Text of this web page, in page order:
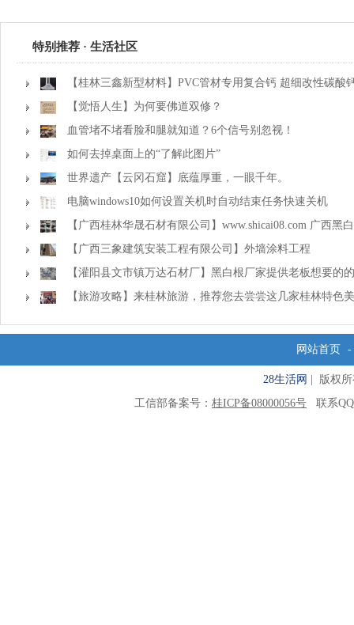
特别推荐 · 生活社区
【桂林三鑫新型材料】PVC管材专用复合钙 超细改性碳酸
【觉悟人生】为何要佛道双修？
血管堵不堵看脸和腿就知道？6个信号别忽视！
如何去掉桌面上的“了解此图片”
世界遗产【云冈石窟】底蕴厚重，一眼千年。
电脑windows10如何设置关机时自动结束任务快速关机
【广西桂林华晟石材有限公司】www.shicai08.com 广西黑
【广西三象建筑安装工程有限公司】外墙涂料工程
【灌阳县文市镇万达石材厂】黑白根厂家提供老板想要的
【旅游攻略】来桂林旅游，推荐您去尝尝这几家桂林特色
网站首页 -
28生活网
| 版权
工信部备案号： 桂ICP备08000056号 联系